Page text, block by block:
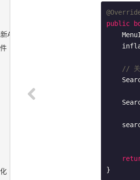
API的效果
public
// 关